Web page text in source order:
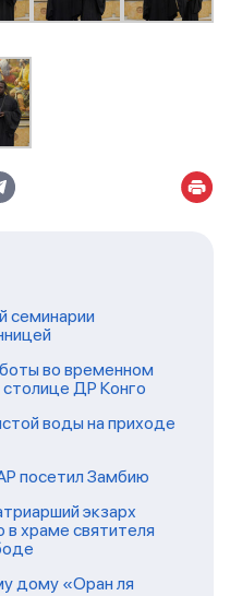
семинарии
во временном
столице ДР Конго
воды на приходе
посетил Замбию
экзарх
храме святителя
дому «Оран ля